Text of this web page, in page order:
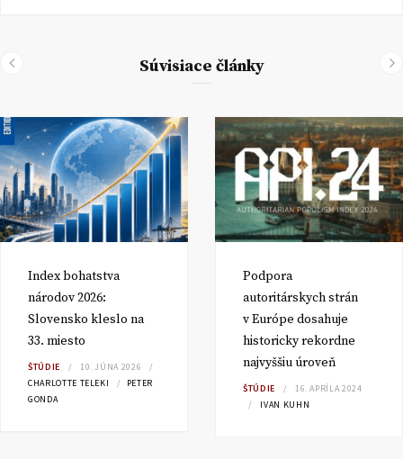
Súvisiace články
Index bohatstva
národov 2026:
Slovensko kleslo na
33. miesto
ŠTÚDIE
10. JÚNA 2026
CHARLOTTE TELEKI
PETER
GONDA
Podpora
autoritárskych strán
v Európe dosahuje
historicky rekordne
najvyššiu úroveň
ŠTÚDIE
16. APRÍLA 2024
IVAN KUHN